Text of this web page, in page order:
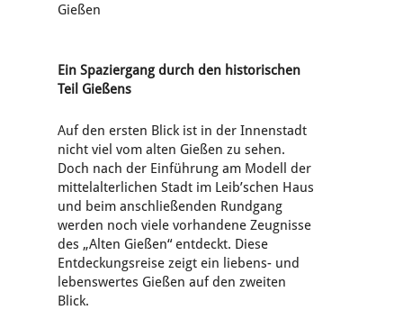
Gießen
Ein Spaziergang durch den historischen
Teil Gießens
Auf den ersten Blick ist in der Innenstadt
nicht viel vom alten Gießen zu sehen.
Doch nach der Einführung am Modell der
mittelalterlichen Stadt im Leib’schen Haus
und beim anschließenden Rundgang
werden noch viele vorhandene Zeugnisse
des „Alten Gießen“ entdeckt. Diese
Entdeckungsreise zeigt ein liebens- und
lebenswertes Gießen auf den zweiten
Blick.